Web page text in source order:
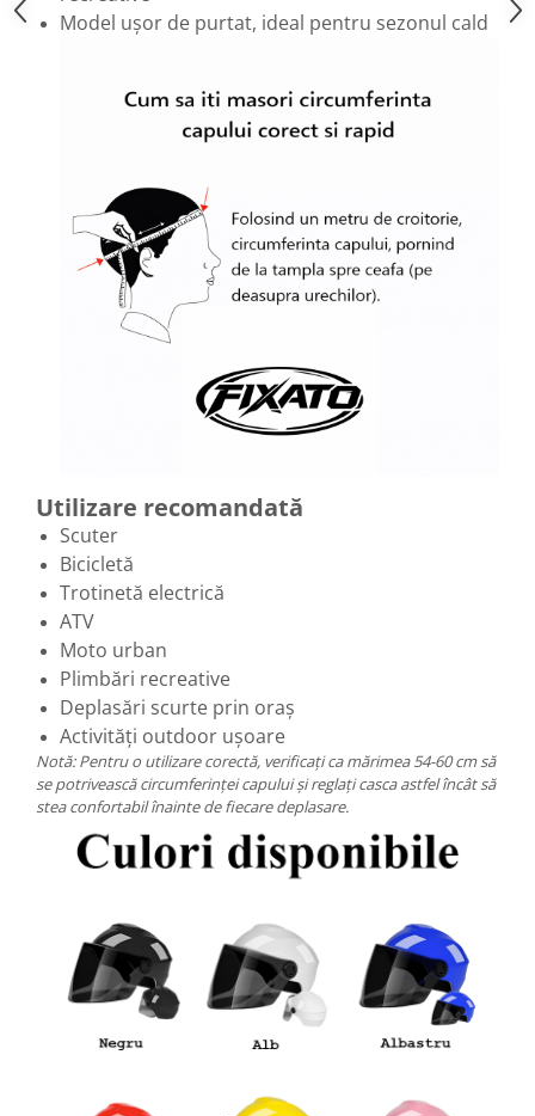
Model ușor de purtat, ideal pentru sezonul cald
Utilizare recomandată
Scuter
Bicicletă
Trotinetă electrică
ATV
Moto urban
Plimbări recreative
Deplasări scurte prin oraș
Activități outdoor ușoare
Notă: Pentru o utilizare corectă, verificați ca mărimea 54-60 cm să
se potrivească circumferinței capului și reglați casca astfel încât să
stea confortabil înainte de fiecare deplasare.